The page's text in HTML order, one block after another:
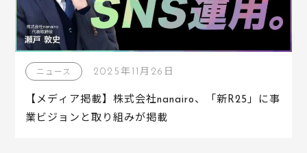
ニュース 2025年11月26日
【メディア掲載】株式会社nanairo、「新R25」に事
業ビジョンと取り組みが掲載